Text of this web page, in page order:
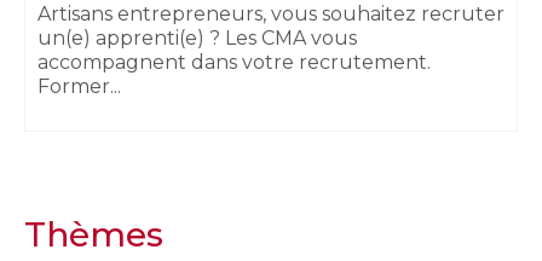
Artisans entrepreneurs, vous souhaitez recruter
un(e) apprenti(e) ? Les CMA vous
accompagnent dans votre recrutement.
Former...
Thèmes